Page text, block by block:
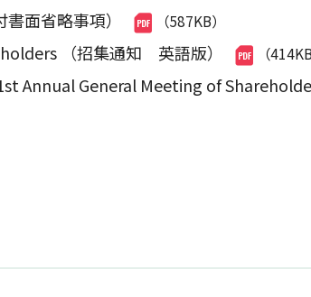
面省略事項） （587KB）
（招集通知 英語版） （
Annual General Meeting of